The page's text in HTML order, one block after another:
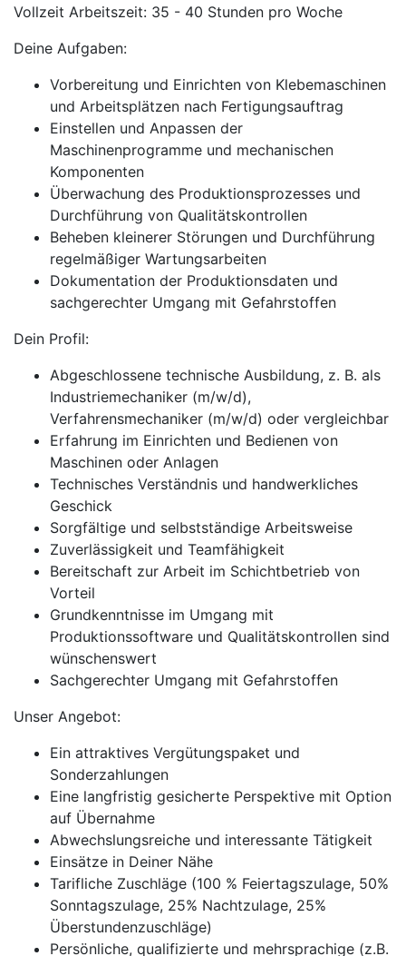
Vollzeit Arbeitszeit: 35 - 40 Stunden pro Woche
Deine Aufgaben:
Vorbereitung und Einrichten von Klebemaschinen
und Arbeitsplätzen nach Fertigungsauftrag
Einstellen und Anpassen der
Maschinenprogramme und mechanischen
Komponenten
Überwachung des Produktionsprozesses und
Durchführung von Qualitätskontrollen
Beheben kleinerer Störungen und Durchführung
regelmäßiger Wartungsarbeiten
Dokumentation der Produktionsdaten und
sachgerechter Umgang mit Gefahrstoffen
Dein Profil:
Abgeschlossene technische Ausbildung, z. B. als
Industriemechaniker (m/w/d),
Verfahrensmechaniker (m/w/d) oder vergleichbar
Erfahrung im Einrichten und Bedienen von
Maschinen oder Anlagen
Technisches Verständnis und handwerkliches
Geschick
Sorgfältige und selbstständige Arbeitsweise
Zuverlässigkeit und Teamfähigkeit
Bereitschaft zur Arbeit im Schichtbetrieb von
Vorteil
Grundkenntnisse im Umgang mit
Produktionssoftware und Qualitätskontrollen sind
wünschenswert
Sachgerechter Umgang mit Gefahrstoffen
Unser Angebot:
Ein attraktives Vergütungspaket und
Sonderzahlungen
Eine langfristig gesicherte Perspektive mit Option
auf Übernahme
Abwechslungsreiche und interessante Tätigkeit
Einsätze in Deiner Nähe
Tarifliche Zuschläge (100 % Feiertagszulage, 50%
Sonntagszulage, 25% Nachtzulage, 25%
Überstundenzuschläge)
Persönliche, qualifizierte und mehrsprachige (z.B.